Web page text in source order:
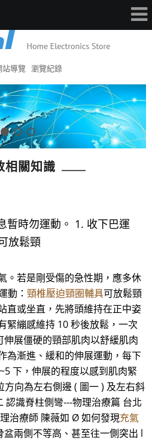
站導覽 瀏覽紀錄
相關知識
暫時勿運動。 1. 收下巴運
放鬆頸
。若是剛受傷的急性期，應多休
動： 頸椎壓迫頸圈輔具可放鬆頸
直或坐直，先將頭維持在正中姿
緊繃感維持 10 秒後放鬆，一次
展僵硬的頸部肌肉以舒緩肌肉
為漸進、緩和的伸展運動，每下
下，伸展的程度以感到肌肉緊
向為左右側邊 ( 圖一 ) 及左右斜
認識脊柱側彎---物理治療篇 台北
治療師 陳薇如 Ø 如何發現充氣
盆兩側不等高、甚至往一側突出 l